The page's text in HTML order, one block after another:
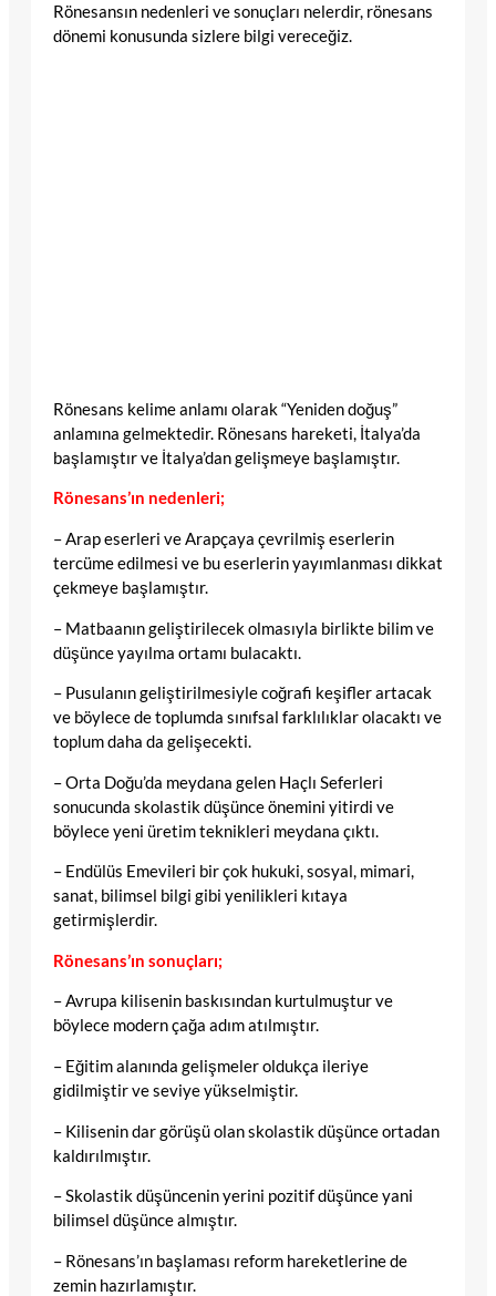
Rönesansın nedenleri ve sonuçları nelerdir, rönesans
dönemi konusunda sizlere bilgi vereceğiz.
Rönesans kelime anlamı olarak “Yeniden doğuş”
anlamına gelmektedir. Rönesans hareketi, İtalya’da
başlamıştır ve İtalya’dan gelişmeye başlamıştır.
Rönesans’ın nedenleri;
– Arap eserleri ve Arapçaya çevrilmiş eserlerin
tercüme edilmesi ve bu eserlerin yayımlanması dikkat
çekmeye başlamıştır.
– Matbaanın geliştirilecek olmasıyla birlikte bilim ve
düşünce yayılma ortamı bulacaktı.
– Pusulanın geliştirilmesiyle coğrafi keşifler artacak
ve böylece de toplumda sınıfsal farklılıklar olacaktı ve
toplum daha da gelişecekti.
– Orta Doğu’da meydana gelen Haçlı Seferleri
sonucunda skolastik düşünce önemini yitirdi ve
böylece yeni üretim teknikleri meydana çıktı.
– Endülüs Emevileri bir çok hukuki, sosyal, mimari,
sanat, bilimsel bilgi gibi yenilikleri kıtaya
getirmişlerdir.
Rönesans’ın sonuçları;
– Avrupa kilisenin baskısından kurtulmuştur ve
böylece modern çağa adım atılmıştır.
– Eğitim alanında gelişmeler oldukça ileriye
gidilmiştir ve seviye yükselmiştir.
– Kilisenin dar görüşü olan skolastik düşünce ortadan
kaldırılmıştır.
– Skolastik düşüncenin yerini pozitif düşünce yani
bilimsel düşünce almıştır.
– Rönesans’ın başlaması reform hareketlerine de
zemin hazırlamıştır.